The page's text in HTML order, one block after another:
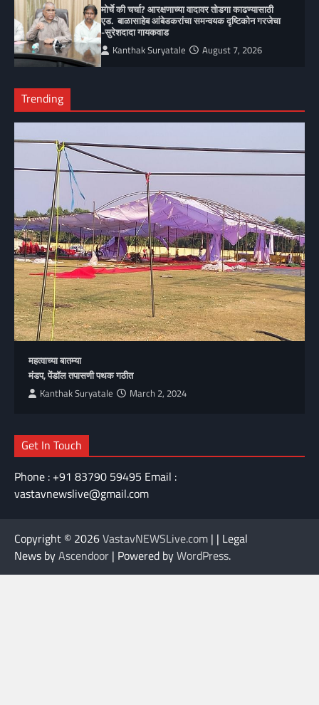
मोर्चे की चर्चा? आरक्षणाच्या वादावर तोडगा काढण्यासाठी
एड. बाळासाहेब आंबेडकरांचा समन्वयक दृष्टिकोन गरजेचा
-सुरेशदादा गायकवाड
Kanthak Suryatale August 7, 2026
Trending
महत्वाच्या बातम्या
मंडप, पेंडॉल तपासणी पथक गठीत
Kanthak Suryatale March 2, 2024
Get In Touch
Phone : +91 83790 59495 Email :
vastavnewslive@gmail.com
Copyright © 2026VastavNEWSLive.com | | Legal
News byAscendoor | Powered byWordPress.